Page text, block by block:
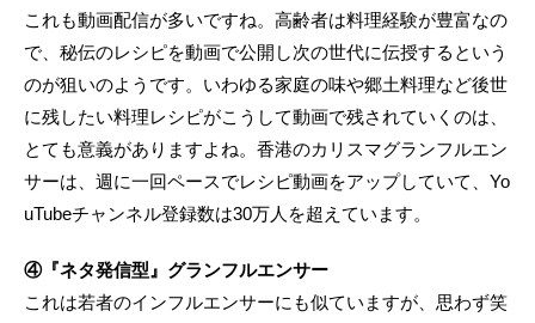
これも動画配信が多いですね。高齢者は料理経験が豊富なの
で、秘伝のレシピを動画で公開し次の世代に伝授するという
のが狙いのようです。いわゆる家庭の味や郷土料理など後世
に残したい料理レシピがこうして動画で残されていくのは、
とても意義がありますよね。香港のカリスマグランフルエン
サーは、週に一回ペースでレシピ動画をアップしていて、Yo
uTubeチャンネル登録数は30万人を超えています。
④『ネタ発信型』グランフルエンサー
これは若者のインフルエンサーにも似ていますが、思わず笑